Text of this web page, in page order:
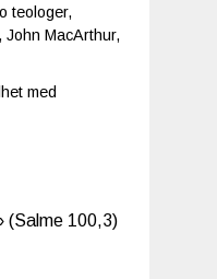
teologer,
MacArthur,
med
(Salme 100,3)